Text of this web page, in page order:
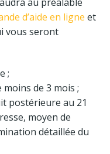
au préalable
d’aide en ligne et
vous seront
;
de 3 mois ;
postérieure au 21
moyen de
détaillée du